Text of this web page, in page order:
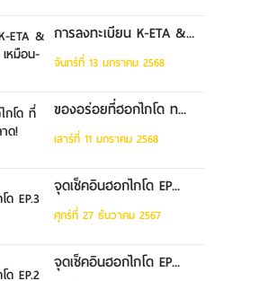
การลงทะเบียน K-ETA &...
จันทร์ที่ 13 มกราคม 2568
ของอร่อยที่ฮอกไกโด ท...
เสาร์ที่ 11 มกราคม 2568
จุดเช็คอินฮอกไกโด EP...
ศุกร์ที่ 27 ธันวาคม 2567
จุดเช็คอินฮอกไกโด EP...